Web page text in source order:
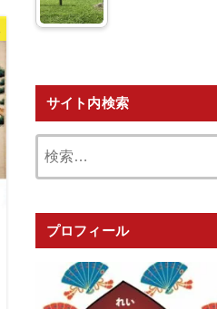
サイト内検索
プロフィール